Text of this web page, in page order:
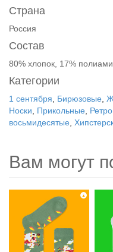
Страна
Россия
Состав
80% хлопок, 17%
Категории
1 сентября Бирюзовые
Носки
Прикольные Ретро
восьмидесятые
Вам могут